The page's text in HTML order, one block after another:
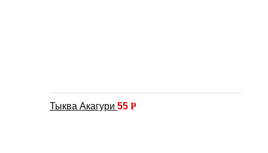
Тыква Акагури 55 Р